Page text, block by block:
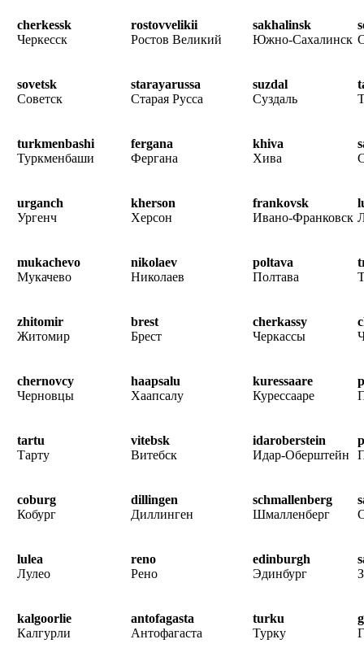
cherkessk
Черкесск
rostovvelikii
Ростов Великий
sakhalinsk
Южно-Сахалинск
sovetsk
Советск
starayarussa
Старая Русса
suzdal
Суздаль
turkmenbashi
Туркменбаши
fergana
Фергана
khiva
Хива
urganch
Ургенч
kherson
Херсон
frankovsk
Ивано-Франковск
mukachevo
Мукачево
nikolaev
Николаев
poltava
Полтава
zhitomir
Житомир
brest
Брест
cherkassy
Черкассы
chernovcy
Черновцы
haapsalu
Хаапсалу
kuressaare
Курессааре
tartu
Тарту
vitebsk
Витебск
idaroberstein
Идар-Оберштейн
coburg
Кобург
dillingen
Диллинген
schmallenberg
Шмалленберг
lulea
Лулео
reno
Рено
edinburgh
Эдинбург
kalgoorlie
Калгурли
antofagasta
Антофагаста
turku
Турку